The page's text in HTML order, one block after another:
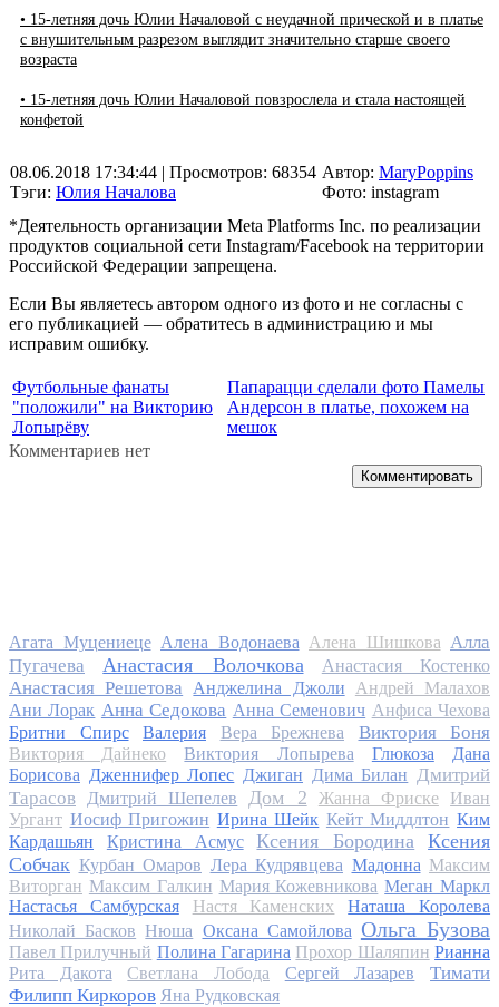
• 15-летняя дочь Юлии Началовой с неудачной прической и в платье
с внушительным разрезом выглядит значительно старше своего
возраста
• 15-летняя дочь Юлии Началовой повзрослела и стала настоящей
конфетой
08.06.2018 17:34:44 | Просмотров: 68354
Тэги: Юлия Началова
Автор: MaryPoppins
Фото: instagram
*Деятельность организации Meta Platforms Inc. по реализации
продуктов социальной сети Instagram/Facebook на территории
Российской Федерации запрещена.
Если Вы являетесь автором одного из фото и не согласны с
его публикацией — обратитесь в администрацию и мы
исправим ошибку.
Футбольные фанаты
"положили" на Викторию
Лопырёву
Папарацци сделали фото Памелы
Андерсон в платье, похожем на
мешок
Комментариев нет
Комментировать
Агата Муцениеце Алена Водонаева Алена Шишкова Алла
Пугачева
Анастасия Волочкова Анастасия Костенко
Анастасия Решетова Анджелина Джоли
Андрей Малахов
Ани Лорак Анна Седокова Анна Семенович Анфиса Чехова
Бритни Спирс
Валерия Вера Брежнева Виктория Боня
Виктория Дайнеко Виктория Лопырева Глюкоза
Дана
Борисова Дженнифер Лопес Джиган Дима Билан Дмитрий
Тарасов
Дмитрий Шепелев Дом 2 Жанна Фриске
Иван
Ургант Иосиф Пригожин Ирина Шейк Кейт Миддлтон Ким
Кардашьян
Кристина Асмус Ксения Бородина
Ксения
Собчак Курбан Омаров Лера Кудрявцева Мадонна Максим
Виторган Максим Галкин Мария Кожевникова Меган Маркл
Настасья Самбурская
Настя Каменских
Наташа Королева
Николай Басков Нюша Оксана Самойлова Ольга Бузова
Павел Прилучный Полина Гагарина Прохор Шаляпин Рианна
Рита Дакота
Светлана Лобода Сергей Лазарев
Тимати
Филипп Киркоров Яна Рудковская